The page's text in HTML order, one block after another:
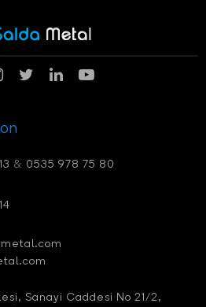
& 0535 978 75 80
Sanayi Caddesi No 21/2,